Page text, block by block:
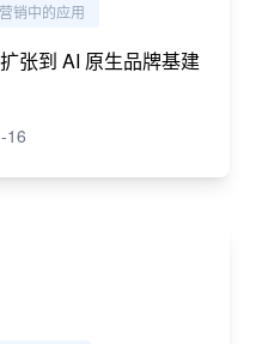
销中的应用
张到 AI 原生品牌基建
16